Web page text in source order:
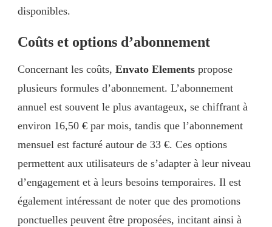
disponibles.
Coûts et options d’abonnement
Concernant les coûts, Envato Elements propose
plusieurs formules d’abonnement. L’abonnement
annuel est souvent le plus avantageux, se chiffrant à
environ 16,50 € par mois, tandis que l’abonnement
mensuel est facturé autour de 33 €. Ces options
permettent aux utilisateurs de s’adapter à leur niveau
d’engagement et à leurs besoins temporaires. Il est
également intéressant de noter que des promotions
ponctuelles peuvent être proposées, incitant ainsi à